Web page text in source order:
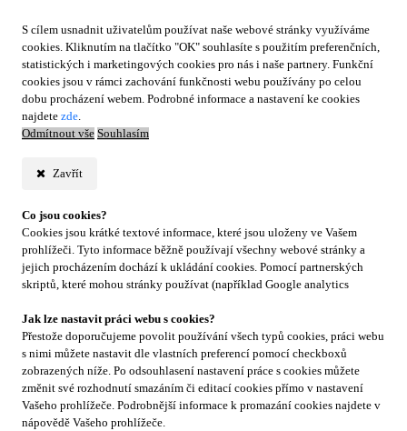
S cílem usnadnit uživatelům používat naše webové stránky využíváme
cookies. Kliknutím na tlačítko "OK" souhlasíte s použitím preferenčních,
statistických i marketingových cookies pro nás i naše partnery. Funkční
cookies jsou v rámci zachování funkčnosti webu používány po celou
dobu procházení webem. Podrobné informace a nastavení ke cookies
najdete zde.
Odmítnout vše Souhlasím
Zavřít
Co jsou cookies?
Cookies jsou krátké textové informace, které jsou uloženy ve Vašem
prohlížeči. Tyto informace běžně používají všechny webové stránky a
jejich procházením dochází k ukládání cookies. Pomocí partnerských
skriptů, které mohou stránky používat (například Google analytics
Jak lze nastavit práci webu s cookies?
Přestože doporučujeme povolit používání všech typů cookies, práci webu
s nimi můžete nastavit dle vlastních preferencí pomocí checkboxů
zobrazených níže. Po odsouhlasení nastavení práce s cookies můžete
změnit své rozhodnutí smazáním či editací cookies přímo v nastavení
Vašeho prohlížeče. Podrobnější informace k promazání cookies najdete v
nápovědě Vašeho prohlížeče.